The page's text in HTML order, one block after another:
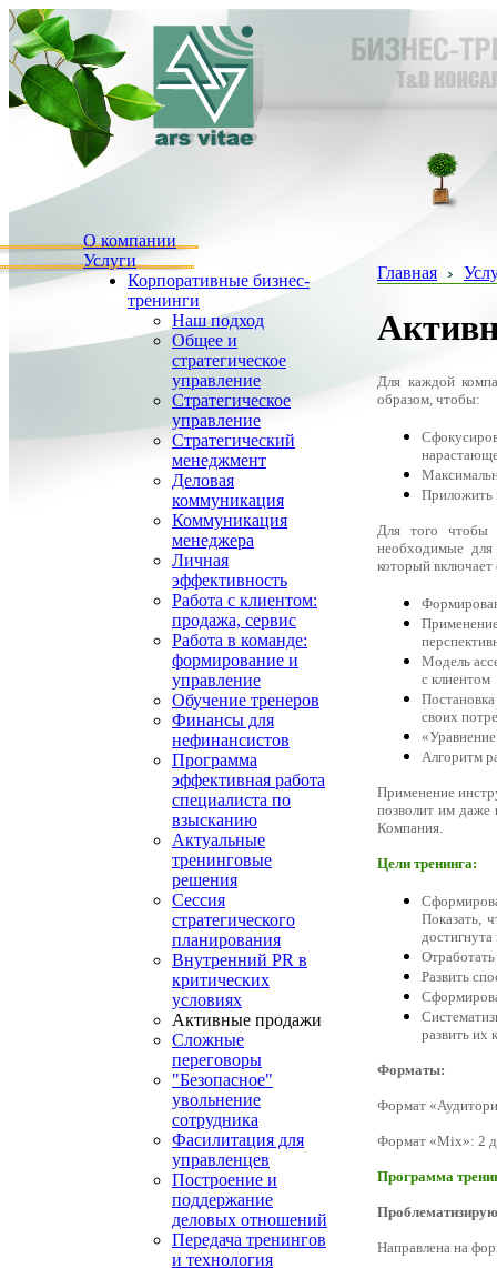
О компании
Услуги
Корпоративные бизнес-
тренинги
Наш подход
Общее и
стратегическое
управление
Стратегическое
управление
Стратегический
менеджмент
Деловая
коммуникация
Коммуникация
менеджера
Личная
эффективность
Работа с клиентом:
продажа, сервис
Работа в команде:
формирование и
управление
Обучение тренеров
Финансы для
нефинансистов
Программа
эффективная работа
специалиста по
взысканию
Актуальные
тренинговые
решения
Сессия
стратегического
планирования
Внутренний PR в
критических
условиях
Активные продажи
Сложные
переговоры
"Безопасное"
увольнение
сотрудника
Фасилитация для
управленцев
Построение и
поддержание
деловых отношений
Передача тренингов
и технология
Главная
Для каждой
образом, чтобы:
Приложить
Для того чтобы
необходимые
который
Модель
с клиентом
своих
Алгоритм
Применение
позволит им даже
Компания.
Цели тренинга:
Показать,
Развить
развить их
Форматы:
Формат
Формат «Mix»: 2
Программа
Направлена на